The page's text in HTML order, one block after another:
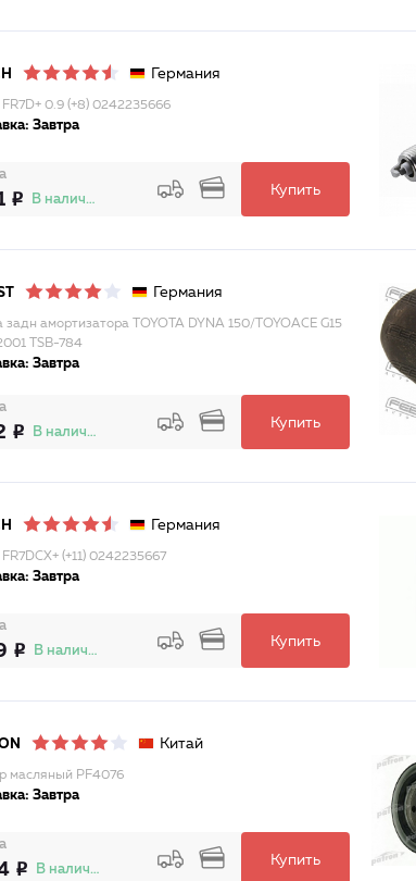
Германия
0.9 (+8) 0242235666
Завтра
В наличии
Купить
Германия
задн амортизатора TOYOTA DYNA 150/TOYOACE G15
TSB-784
Завтра
В наличии
Купить
Германия
(+11) 0242235667
Завтра
В наличии
Купить
Китай
масляный PF4076
Завтра
В наличии
Купить